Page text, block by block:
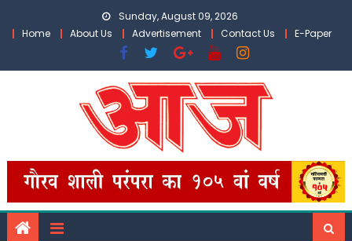
Sunday, August 09, 2026
Home
About Us Advertisement Contact Us E-Paper